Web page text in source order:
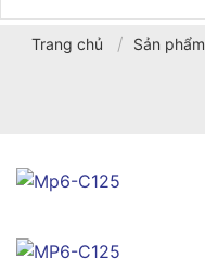
Trang chủ / Sản phẩm